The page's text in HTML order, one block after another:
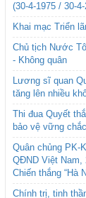
(30-4-1975 / 30-
Khai mạc Triển
Chủ tịch Nước
- Không quân
Lương sĩ quan
tăng lên nhiều
Thi đua Quyết
bảo vệ vững
Quân chủng PK-
QĐND Việt Nam,
Chiến thắng “Hà
Chính trị, tinh